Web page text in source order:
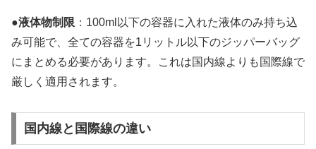
●液体物制限 ：100ml以下の容器に入れた液体のみ持ち込
み可能で、全ての容器を1リットル以下のジッパーバッグ
にまとめる必要があります。これは国内線よりも国際線で
厳しく適用されます。
国内線と国際線の違い